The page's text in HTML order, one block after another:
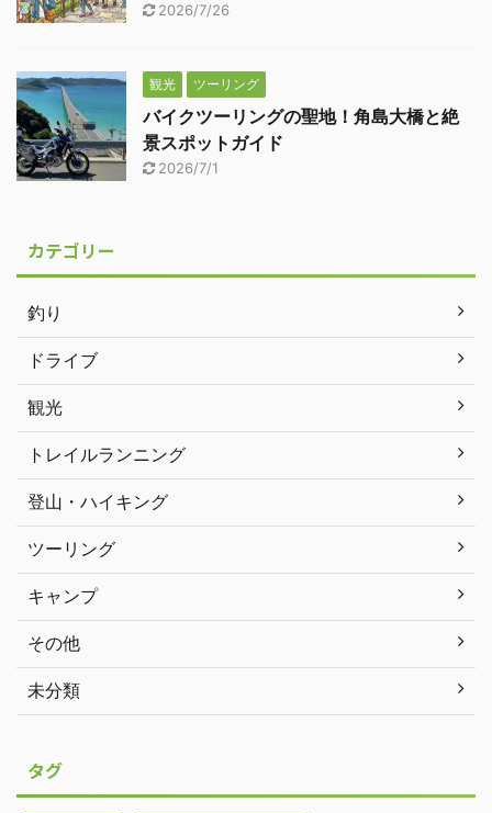
2026/7/26
観光 ツーリング
バイクツーリングの聖地！角島大橋と絶
景スポットガイド
2026/7/1
カテゴリー
釣り
ドライブ
観光
トレイルランニング
登山・ハイキング
ツーリング
キャンプ
その他
未分類
タグ